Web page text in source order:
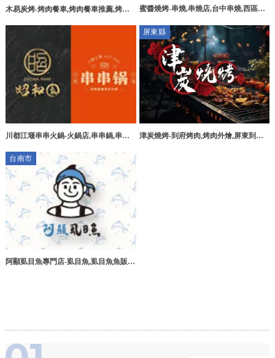
木易炭烤-烤肉餐車,烤肉餐車推薦,烤肉
蜜醬燒烤-串燒,串燒店,台中串燒,西區串
川都江堰串串火鍋-火鍋店,串串鍋,串串
屏東縣
津炭燒烤-到府烤肉,烤肉外燴,屏東到府
台南市
阿顯虱目魚專門店-虱目魚,虱目魚魚販,